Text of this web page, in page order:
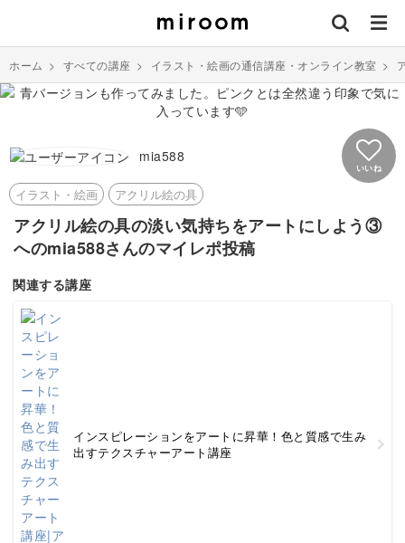
ホーム > すべての講座 > イラスト・絵画の通信講座・オンライン教室 >
mia588
いいね
イラスト・絵画 アクリル絵の具
アクリル絵の具の淡い気持ちをアートにしよう③
へのmia588さんのマイレポ投稿
関連する講座
インスピレーションをアートに昇華！色と質感で生み
出すテクスチャーアート講座